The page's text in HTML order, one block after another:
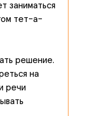
заниматься
тет-а-
решение.
на
речи